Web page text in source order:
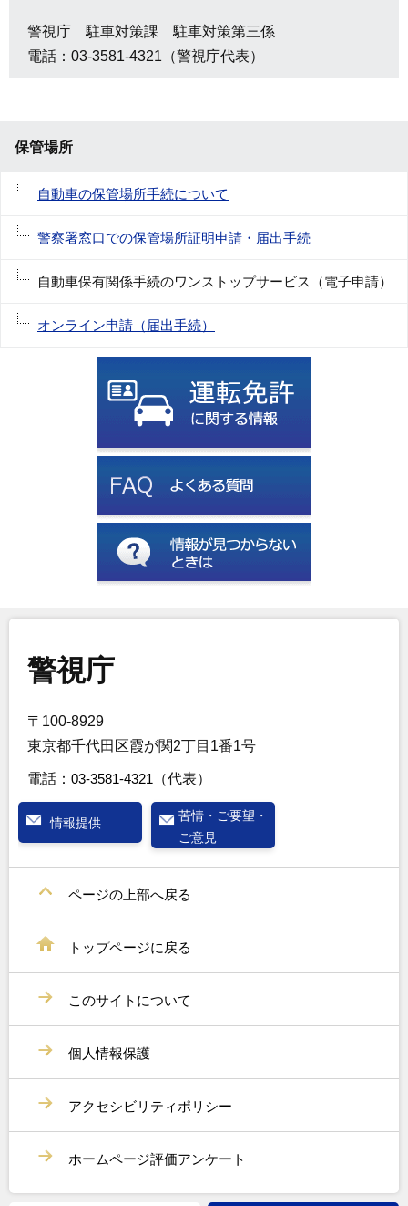
警視庁 駐車対策課 駐車対策第三係
電話：03-3581-4321（警視庁代表）
保管場所
自動車の保管場所手続について
警察署窓口での保管場所証明申請・届出手続
自動車保有関係手続のワンストップサービス（電子申請）
オンライン申請（届出手続）
警視庁
〒100-8929
東京都千代田区霞が関2丁目1番1号
電話： 03-3581-4321 （代表）
情報提供
苦情・ご要望・
ご意見
ページの上部へ戻る
トップページに戻る
このサイトについて
個人情報保護
アクセシビリティポリシー
ホームページ評価アンケート